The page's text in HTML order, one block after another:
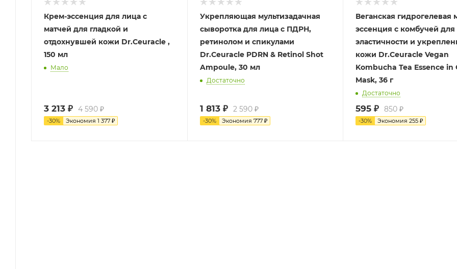
Крем-эссенция для лица с
матчей для гладкой и
отдохнувшей кожи Dr.Ceuracle ,
150 мл
Мало
3 213 ₽ 4 590 ₽
-30% Экономия 1 377 ₽
Укрепляющая мультизадачная
сыворотка для лица с ПДРН,
ретинолом и спикулами
Dr.Ceuracle PDRN & Retinol Shot
Ampoule, 30 мл
Достаточно
1 813₽ 2 590₽
-30% Экономия 777₽
Веганская гидрогелевая
эссенция с комбучей для
эластичности и
кожи Dr.Ceuracle Vegan
Kombucha Tea Essence in
Mask, 36 г
Достаточно
595 ₽ 850 ₽
-30% Экономия 255 ₽